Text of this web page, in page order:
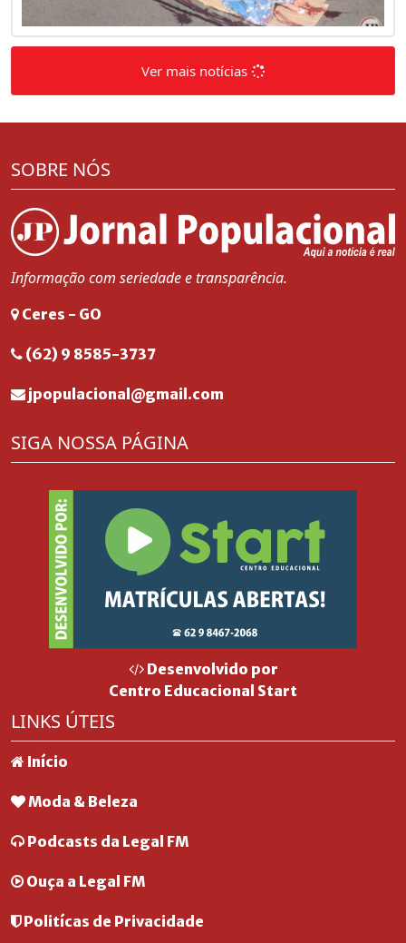
Ver mais notícias
SOBRE NÓS
Informação com seriedade e transparência.
Ceres - GO
(62) 9 8585-3737
jpopulacional@gmail.com
SIGA NOSSA PÁGINA
Desenvolvido por
Centro Educacional Start
LINKS ÚTEIS
Início
Moda & Beleza
Podcasts da Legal FM
Ouça a Legal FM
Politícas de Privacidade